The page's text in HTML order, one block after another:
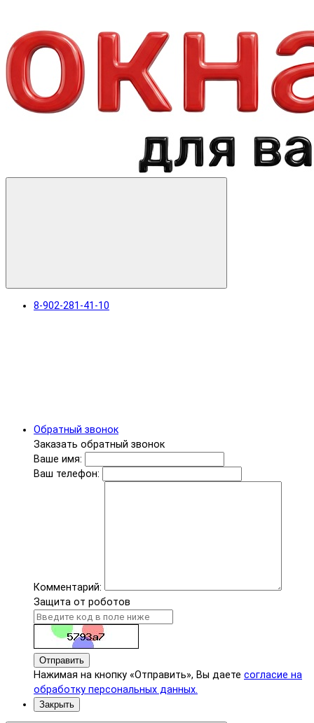
8-902-281-41-10
Обратный звонок
Заказать обратный звонок
Ваше имя:
Ваш телефон:
Комментарий:
Защита от роботов
Отправить
Нажимая на кнопку «Отправить», Вы даете согласие на
обработку персональных данных.
Закрыть